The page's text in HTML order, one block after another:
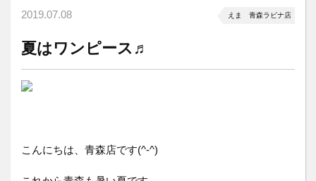
2019.07.08 えま 青森ラビナ店
夏はワンピース♬
こんにちは、青森店です(^-^)